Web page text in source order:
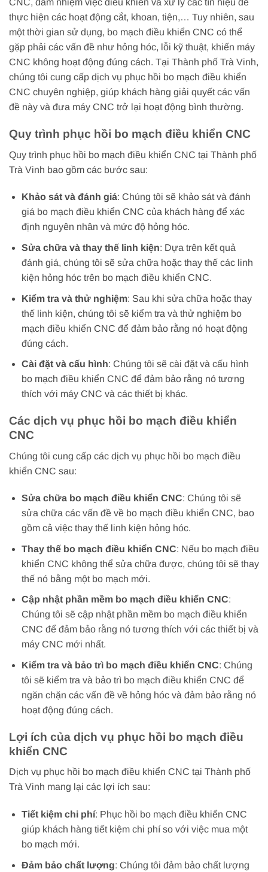
CNC, đảm nhiệm việc điều khiển và xử lý các tín hiệu để
thực hiện các hoạt động cắt, khoan, tiện,… Tuy nhiên, sau
một thời gian sử dụng, bo mạch điều khiển CNC có thể
gặp phải các vấn đề như hỏng hóc, lỗi kỹ thuật, khiến máy
CNC không hoạt động đúng cách. Tại Thành phố Trà Vinh,
chúng tôi cung cấp dịch vụ phục hồi bo mạch điều khiển
CNC chuyên nghiệp, giúp khách hàng giải quyết các vấn
đề này và đưa máy CNC trở lại hoạt động bình thường.
Quy trình phục hồi bo mạch điều khiển CNC
Quy trình phục hồi bo mạch điều khiển CNC tại Thành phố
Trà Vinh bao gồm các bước sau:
Khảo sát và đánh giá: Chúng tôi sẽ khảo sát và đánh
giá bo mạch điều khiển CNC của khách hàng để xác
định nguyên nhân và mức độ hỏng hóc.
Sửa chữa và thay thế linh kiện: Dựa trên kết quả
đánh giá, chúng tôi sẽ sửa chữa hoặc thay thế các linh
kiện hỏng hóc trên bo mạch điều khiển CNC.
Kiểm tra và thử nghiệm: Sau khi sửa chữa hoặc thay
thế linh kiện, chúng tôi sẽ kiểm tra và thử nghiệm bo
mạch điều khiển CNC để đảm bảo rằng nó hoạt động
đúng cách.
Cài đặt và cấu hình: Chúng tôi sẽ cài đặt và cấu hình
bo mạch điều khiển CNC để đảm bảo rằng nó tương
thích với máy CNC và các thiết bị khác.
Các dịch vụ phục hồi bo mạch điều khiển
CNC
Chúng tôi cung cấp các dịch vụ phục hồi bo mạch điều
khiển CNC sau:
Sửa chữa bo mạch điều khiển CNC: Chúng tôi sẽ
sửa chữa các vấn đề về bo mạch điều khiển CNC, bao
gồm cả việc thay thế linh kiện hỏng hóc.
Thay thế bo mạch điều khiển CNC: Nếu bo mạch điều
khiển CNC không thể sửa chữa được, chúng tôi sẽ thay
thế nó bằng một bo mạch mới.
Cập nhật phần mềm bo mạch điều khiển CNC:
Chúng tôi sẽ cập nhật phần mềm bo mạch điều khiển
CNC để đảm bảo rằng nó tương thích với các thiết bị và
máy CNC mới nhất.
Kiểm tra và bảo trì bo mạch điều khiển CNC: Chúng
tôi sẽ kiểm tra và bảo trì bo mạch điều khiển CNC để
ngăn chặn các vấn đề về hỏng hóc và đảm bảo rằng nó
hoạt động đúng cách.
Lợi ích của dịch vụ phục hồi bo mạch điều
khiển CNC
Dịch vụ phục hồi bo mạch điều khiển CNC tại Thành phố
Trà Vinh mang lại các lợi ích sau:
Tiết kiệm chi phí: Phục hồi bo mạch điều khiển CNC
giúp khách hàng tiết kiệm chi phí so với việc mua một
bo mạch mới.
Đảm bảo chất lượng: Chúng tôi đảm bảo chất lượng